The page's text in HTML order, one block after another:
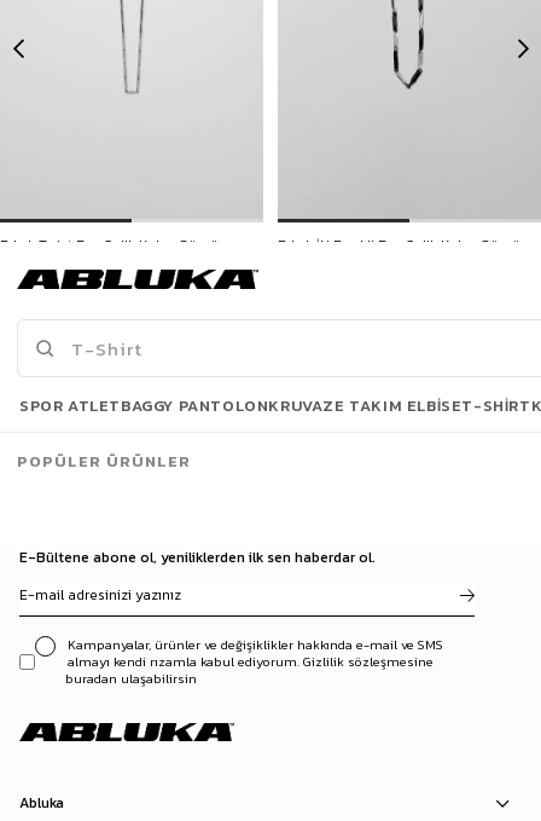
Erkek Twist Bar Çelik Kolye Gümüş
199,90 TL
Erkek İki Renkli Bar Çelik Kolye Gümüş
İNDİRİM
Son Bakılanlar
E-Bültene abone ol, yeniliklerden ilk sen haberdar ol.
Kampanyalar, ürünler ve değişiklikler hakkında e-mail ve SMS
almayı kendi rızamla kabul ediyorum. Gizlilik sözleşmesine
buradan ulaşabilirsin
Abluka
SPOR ATLETBAGGY PANTOLONKRUVAZE TAKIM ELBISET-SHIRT
POPÜLER ÜRÜNLER